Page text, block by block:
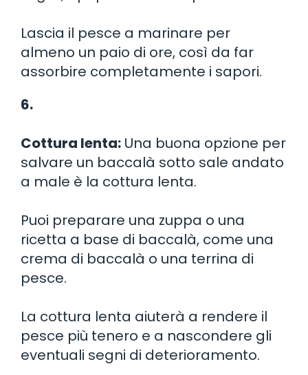
Lascia il pesce a marinare per
almeno un paio di ore, così da far
assorbire completamente i sapori.
6.
Cottura lenta: Una buona opzione per
salvare un baccalà sotto sale andato
a male è la cottura lenta.
Puoi preparare una zuppa o una
ricetta a base di baccalà, come una
crema di baccalà o una terrina di
pesce.
La cottura lenta aiuterà a rendere il
pesce più tenero e a nascondere gli
eventuali segni di deterioramento.